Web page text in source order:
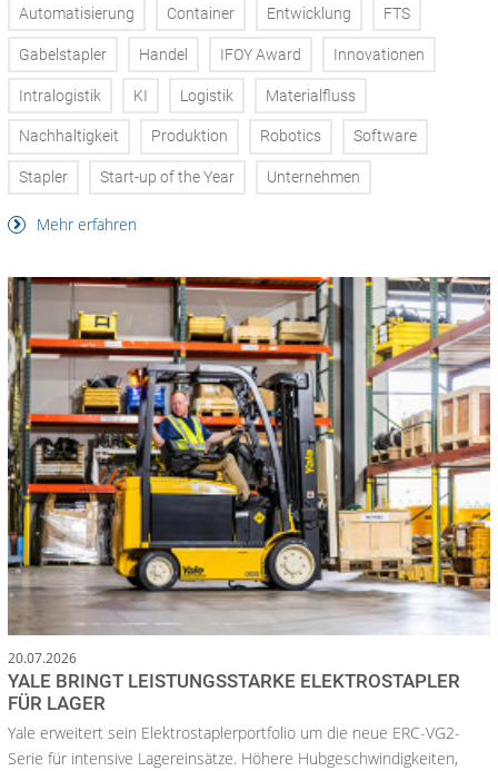
Automatisierung Container Entwicklung FTS
Gabelstapler Handel IFOY Award Innovationen
Intralogistik KI Logistik Materialfluss
Nachhaltigkeit Produktion Robotics Software
Stapler Start-up of the Year Unternehmen
Mehr erfahren
20.07.2026
YALE BRINGT LEISTUNGSSTARKE ELEKTROSTAPLER
FÜR LAGER
Yale erweitert sein Elektrostaplerportfolio um die neue ERC-VG2-
Serie für intensive Lagereinsätze. Höhere Hubgeschwindigkeiten,